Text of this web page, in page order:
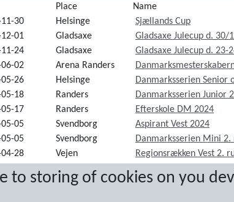
to storing of cookies on you
Place
Name
30 Helsinge
Sjællands Cup
01 Gladsaxe
Gladsaxe Julecup d. 30/
24 Gladsaxe
Gladsaxe Julecup d. 23-
02 Arena Randers
26 Helsinge
Danmarksserien Senior
18 Randers
Danmarksserien Junior
17 Randers
Efterskole DM 2024
05 Svendborg
Aspirant Vest 2024
05 Svendborg
Danmarksserien Mini 2.
28 Vejen
Regionsrækken Vest 2.
21 Helsinge
Aspirant Øst &
14 Høng
Region Øst 2. Runde